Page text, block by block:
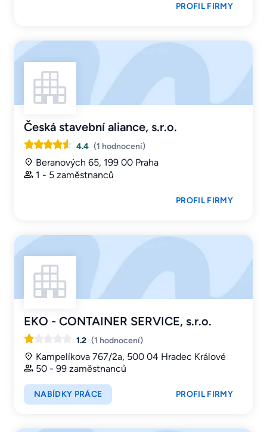
PROFIL FIRMY
Česká stavební aliance, s.r.o.
4.4 (1 hodnocení)
Beranových 65, 199 00 Praha
1 - 5 zaměstnanců
PROFIL FIRMY
EKO - CONTAINER SERVICE, s.r.o.
1.2 (1 hodnocení)
Kampelíkova 767/2a, 500 04 Hradec Králové
50 - 99 zaměstnanců
NABÍDKY PRÁCE PROFIL FIRMY